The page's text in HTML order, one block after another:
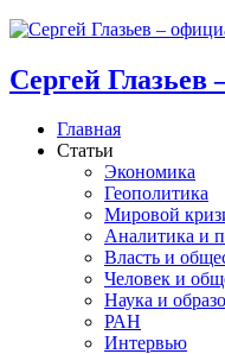
Сергей
Главная
Статьи
Экономика
Геополитика
Мировой
Аналитика и
Власть и
Человек и
Наука и
РАН
Интервью